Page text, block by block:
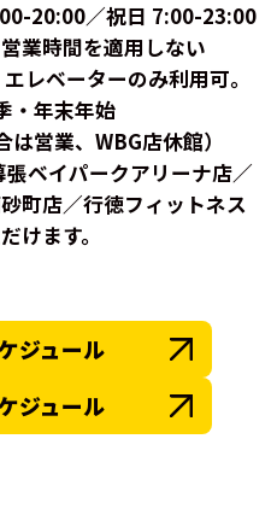
20:00／祝日 7:00-23:00
業時間を適用しない
レベーターのみ利用可。
・年末年始
は営業、WBG店休館）
ベイパークアリーナ店／
町店／行徳フィットネス
けます。
ジュール
ジュール